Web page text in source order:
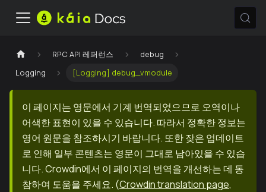
RPC API 레퍼런스
debug
Logging
[Logging] debug_vmodule
이 페이지는 영문에서 기계 번역되었으므로 오역이나
어색한 표현이 있을 수 있습니다. 따라서 정확한 정보는
영어 원문을 참조하시기 바랍니다. 또한 잦은 업데이트
로 인해 일부 콘텐츠는 영문이 그대로 남아있을 수 있습
니다. Crowdin에서 이 페이지의 번역을 개선하는 데 동
참하여 도움을 주세요. (Crowdin translation page,